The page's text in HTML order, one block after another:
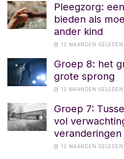
Pleegzorg:
bieden als
ander kind
12 MAANDEN GELEDEN
Groep 8: het
grote sprong
12 MAANDEN GELEDEN
Groep 7:
vol
veranderingen
12 MAANDEN GELEDEN